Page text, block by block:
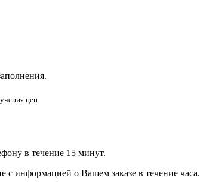
цен.
в течение 15 минут.
информацией о Вашем заказе в течение часа.